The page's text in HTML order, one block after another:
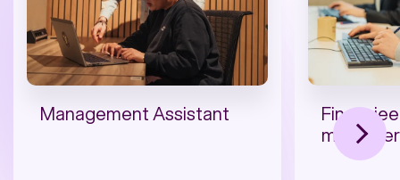
Management Assistant